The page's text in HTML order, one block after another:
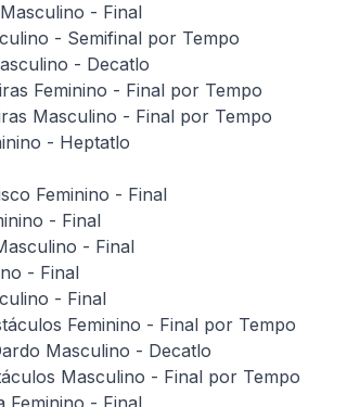
- Final
- Semifinal por Tempo
- Decatlo
Feminino - Final por Tempo
Masculino - Final por Tempo
- Heptatlo
Feminino - Final
- Final
- Final
- Final
- Final
Feminino - Final por Tempo
Masculino - Decatlo
Masculino - Final por Tempo
Feminino - Final